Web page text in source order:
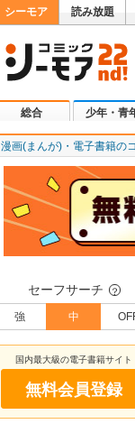
シーモア 読み放題
総合 少年・青
漫画(まんが)・電子書籍の
セーフサーチ ？
強 中
国内最大級の電子書籍サイト
無料会員登録